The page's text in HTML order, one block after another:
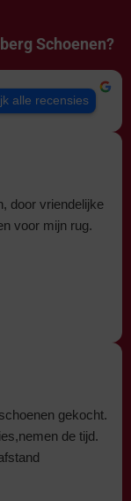
Schoenen?
alle recensies
door vriendelijke
voor mijn rug.
gekocht.
de tijd.